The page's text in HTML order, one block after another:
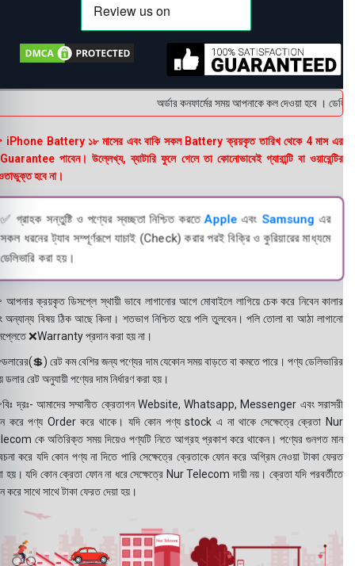
অর্ডার কনফার্মের সময় আপনাকে কল দেওয়া হবে ।
Battery ১৮ মাসের এবং বাকি সকল Battery ক্রয়কৃত তারিখ থেকে 4 মাস এর
পাবেন। উল্লেখ্য, ব্যাটারি ফুলে গেলে তা কোনোভাবেই গ্যারান্টি বা ওয়ারেন্টির
হবে না।
✅ গ্রাহক সন্তুষ্টি ও পণ্যের স্বচ্ছতা নিশ্চিত করতেAppleএবং Samsungএর
সকল ধরনের ট্যাব সম্পূর্ণরূপে যাচাই (Check) করার পরই বিক্রি ও কুরিয়ারের মাধ্যমে
ডেলিভারি করা হয়।
ক্রয়কৃত ডিসপ্লে স্থায়ী ভাবে লাগানোর আগে মোবাইলে লাগিয়ে চেক করে নিবেন কালার
অন্যান্য বিষয় ঠিক আছে কিনা। শতভাগ নিশ্চিত হয়ে পলি তুলবেন। পলি তোলা বা আঠা লাগানো
❌Warranty প্রদান করা হয় না।
রেট কম বেশির জন্য পণ্যের দাম যেকোন সময় বাড়তে বা কমতে পারে। পণ্য ডেলিভারির
ডলার রেট অনুযায়ী পণ্যের দাম নির্ধারণ করা হয়।
দ্রঃ- আমাদের সম্মানীত ক্রেতাগন Website, Whatsapp, Messenger এবং সরাসরী
করে পণ্য Order করে থাকে। যদি কোন পণ্য stock এ না থাকে সেক্ষেত্রে ক্রেতা Nur
কে অতিরিক্ত সময় দিয়েও পণ্যটি নিতে আগ্রহ প্রকাশ করে থাকেন। পণ্যের গুনগত মান
করে যদি কোন পণ্য না দিতে পারি সেক্ষেত্রে ক্রেতাকে ফোন করে অগ্রিম নেওয়া টাকা ফেরত
হয়। যদি কোন ক্রেতা ফোন না ধরে সেক্ষেত্রে Nur Telecom দায়ী নয়। ক্রেতা যদি পরবর্তীতে
করে সাথে সাথে টাকা ফেরত দেয়া হয়।